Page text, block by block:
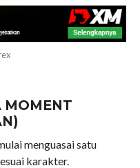
MOMENT
menguasai satu
karakter.